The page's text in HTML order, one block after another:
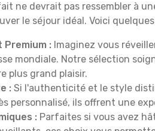
ne devrait pas ressembler à
le séjour idéal. Voici
Premium : Imaginez vous
mondiale. Notre sélection
plus grand plaisir.
: Si l'authenticité et le style
personnalisé, ils offrent une
: Parfaites si vous avez